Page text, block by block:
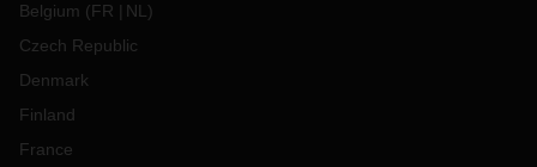
Belgium (FR NL )
Czech Republic
Denmark
Finland
France